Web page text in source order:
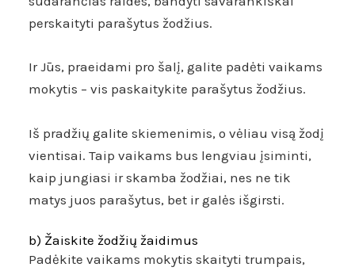
perskaityti parašytus žodžius.
Ir Jūs, praeidami pro šalį, galite padėti vaikams
mokytis – vis paskaitykite parašytus žodžius.
Iš pradžių galite skiemenimis, o vėliau visą žodį
vientisai. Taip vaikams bus lengviau įsiminti,
kaip jungiasi ir skamba žodžiai, nes ne tik
matys juos parašytus, bet ir galės išgirsti.
b) Žaiskite žodžių žaidimus
Padėkite vaikams mokytis skaityti trumpais,